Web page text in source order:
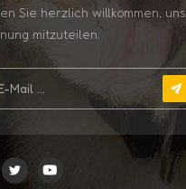
Sie herzlich willkommen, uns
mitzuteilen.